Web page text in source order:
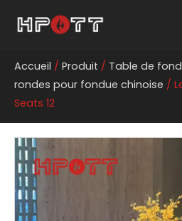
Accueil / Produit / Table de
rondes pour fondue chinoise /
Seats 12